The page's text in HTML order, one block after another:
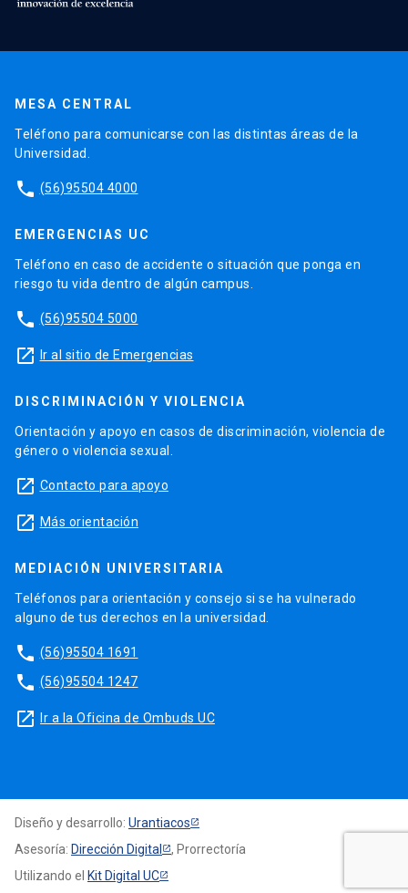
MESA CENTRAL
Teléfono para comunicarse con las distintas áreas de la
Universidad.
phone (56)95504 4000
EMERGENCIAS UC
Teléfono en caso de accidente o situación que ponga en
riesgo tu vida dentro de algún campus.
phone (56)95504 5000
launch Ir al sitio de Emergencias
DISCRIMINACIÓN Y VIOLENCIA
Orientación y apoyo en casos de discriminación, violencia de
género o violencia sexual.
launch Contacto para apoyo
launch Más orientación
MEDIACIÓN UNIVERSITARIA
Teléfonos para orientación y consejo si se ha vulnerado
alguno de tus derechos en la universidad.
phone (56)95504 1691
phone (56)95504 1247
launch Ir a la Oficina de Ombuds UC
Diseño y desarrollo: Urantiacos
Asesoría: Dirección Digital
, Prorrectoría
Utilizando el Kit Digital UC